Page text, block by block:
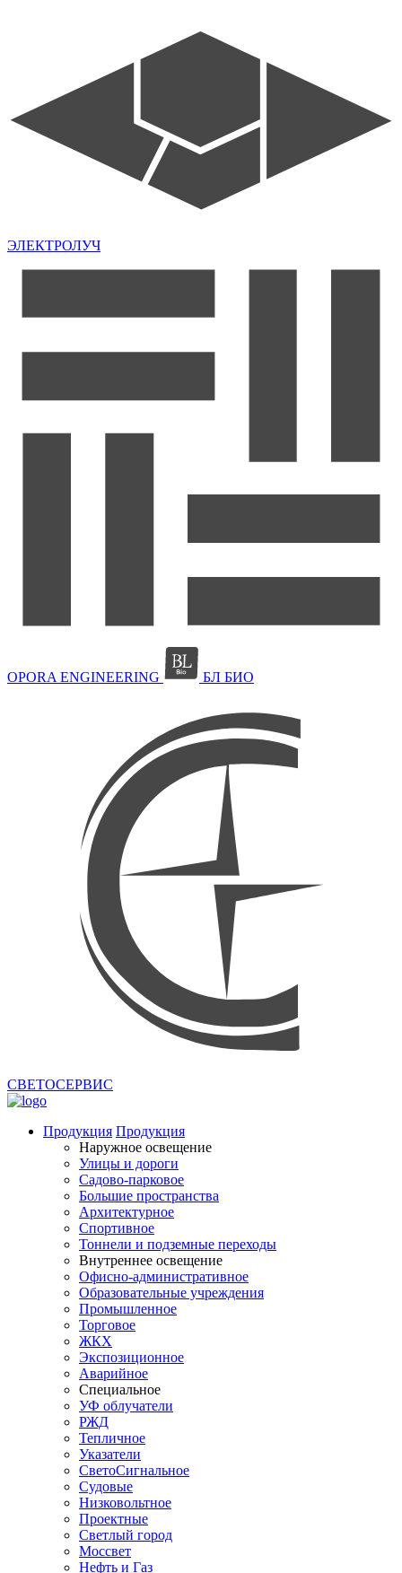
ЭЛЕКТРОЛУЧ
OPORA ENGINEERING БЛ БИО
СВЕТОСЕРВИС
Продукция Продукция
Наружное освещение
Улицы и дороги
Садово-парковое
Большие пространства
Архитектурное
Спортивное
Тоннели и подземные переходы
Внутреннее освещение
Офисно-административное
Образовательные учреждения
Промышленное
Торговое
ЖКХ
Экспозиционное
Аварийное
Специальное
УФ облучатели
РЖД
Тепличное
Указатели
СветоСигнальное
Судовые
Низковольтное
Проектные
Светлый город
Моссвет
Нефть и Газ